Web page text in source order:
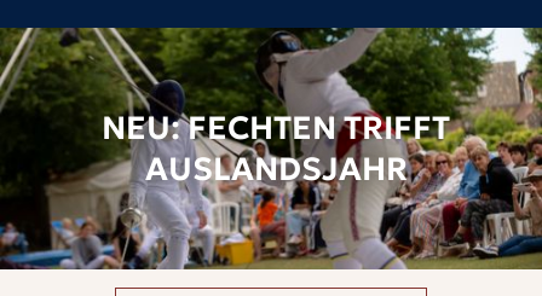
NEU: FECHTEN TRIFFT
AUSLANDSJAHR